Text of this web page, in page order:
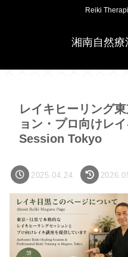
Reiki
湘南自然
レイキヒーリング
ョン・プロ向けレ
Session Tokyo
2025.04.24